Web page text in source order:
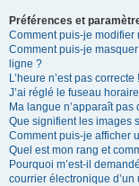
Préférences et
Comment puis-je modifier
Comment puis-je
ligne ?
L’heure n’est pas correcte !
J’ai réglé le fuseau
Ma langue n’apparaît pas
Que signifient les images
Comment puis-je afficher
Quel est mon rang et
Pourquoi m’est-il
courrier électronique d’un